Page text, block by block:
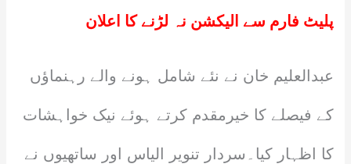
پلیٹ فارم سے الیکشن نہ لڑنے کا اعلان
عبدالعلیم خان نے نئے شامل ہونے والے رہنماؤں
کے فیصلے کا خیرمقدم کرتے ہوئے نیک خواہشات
کا اظہار کیا۔سردار تنویر الیاس اور ساتھیوں نے